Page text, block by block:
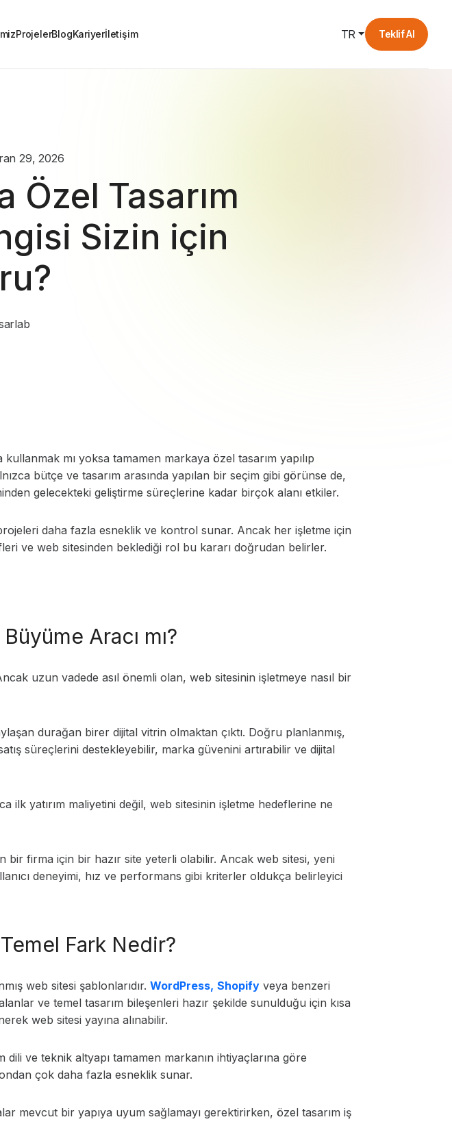
ProjelerBlogKariyerİletişim Teklif Al
TR
29, 2026
Özel Tasarım
Sizin için
mı yoksa tamamen markaya özel tasarım yapılıp
bütçe ve tasarım arasında yapılan bir seçim gibi görünse de,
gelecekteki geliştirme süreçlerine kadar birçok alanı etkiler.
daha fazla esneklik ve kontrol sunar. Ancak her işletme için
ve web sitesinden beklediği rol bu kararı doğrudan belirler.
Aracı mı?
uzun vadede asıl önemli olan, web sitesinin işletmeye nasıl bir
durağan birer dijital vitrin olmaktan çıktı. Doğru planlanmış,
süreçlerini destekleyebilir, marka güvenini artırabilir ve dijital
ilk yatırım maliyetini değil, web sitesinin işletme hedeflerine ne
bir firma için bir hazır site yeterli olabilir. Ancak web sitesi, yeni
deneyimi, hız ve performans gibi kriterler oldukça belirleyici
Fark Nedir?
web sitesi şablonlarıdır. WordPress, Shopify veya benzeri
ve temel tasarım bileşenleri hazır şekilde sunulduğu için kısa
web sitesi yayına alınabilir.
dili ve teknik altyapı tamamen markanın ihtiyaçlarına göre
çok daha fazla esneklik sunar.
mevcut bir yapıya uyum sağlamayı gerektirirken, özel tasarım iş